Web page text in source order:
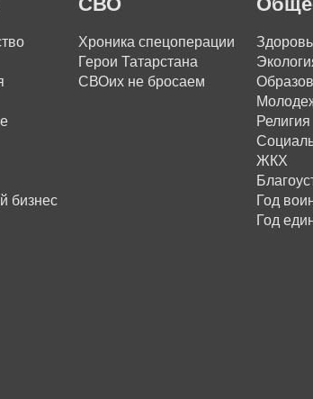
бизнес
Хроника спецоперации
Герои Татарстана
СВОих не бросаем
Религия
ЖКХ
Год
Год